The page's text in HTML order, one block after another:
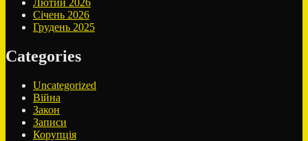
Лютий 2026
Січень 2026
Грудень 2025
Categories
Uncategorized
Війна
Закон
Записи
Корупція